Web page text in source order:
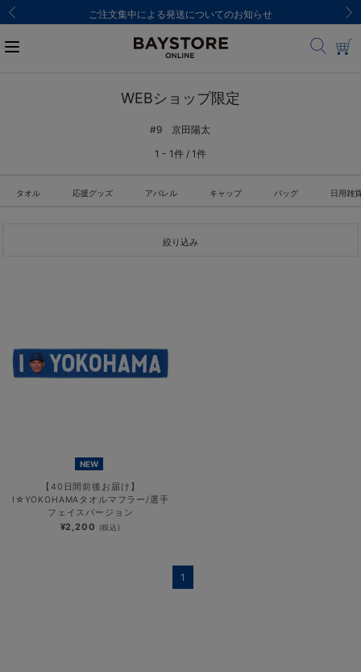
ご注文集中による発送についてのお知らせ
WEBショップ限定
#9 京田陽太
1 - 1件 / 1件
タオル 応援グッズ アパレル キャップ バッグ 日用雑
絞り込み
NEW
【40日間前後お届け】
I☆YOKOHAMAタオルマフラー/選手
フェイスバージョン
¥2,200 (税込)
1